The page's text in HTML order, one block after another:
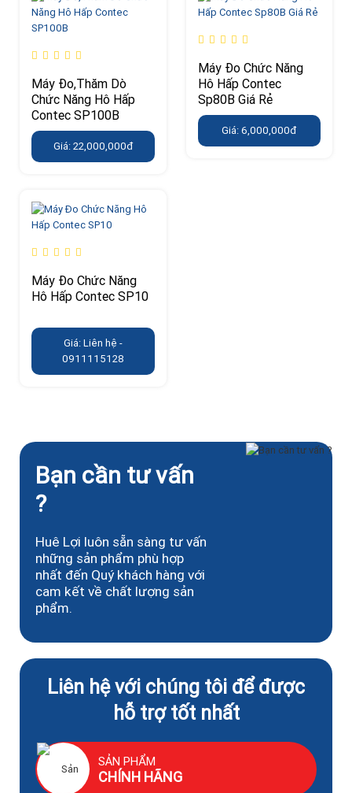
Máy Đo,Thăm Dò
Chức Năng Hô Hấp
Contec SP100B
Giá: 22,000,000đ
Máy Đo Chức Năng
Hô Hấp Contec
Sp80B Giá Rẻ
Giá: 6,000,000đ
Máy Đo Chức Năng
Hô Hấp Contec SP10
Giá: Liên hệ -
0911115128
Bạn cần tư vấn
?
Huê Lợi luôn sẵn sàng tư vấn
những sản phẩm phù hợp
nhất đến Quý khách hàng với
cam kết về chất lượng sản
phẩm.
Liên hệ với chúng tôi để được
hỗ trợ tốt nhất
SẢN PHẨM
CHÍNH HÃNG